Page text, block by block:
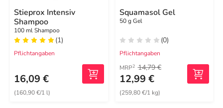
Stieprox Intensiv
Shampoo
100 ml Shampoo
(1)
Pflichtangaben
16,09 €
(160,90 €/1 l)
Squamasol Gel
50 g Gel
(0)
Pflichtangaben
MRP2 14,79 €
12,99 €
(259,80 €/1 kg)